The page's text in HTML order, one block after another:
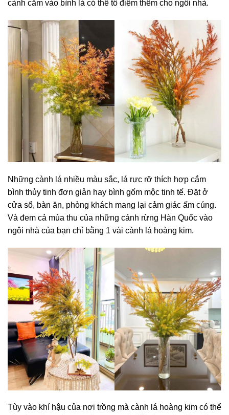
cành cắm vào bình là có thể tô điểm thêm cho ngôi nhà.
Những cành lá nhiều màu sắc, lá rực rỡ thích hợp cắm
bình thủy tinh đơn giản hay bình gốm mộc tinh tế. Đặt ở
cửa sổ, bàn ăn, phòng khách mang lại cảm giác ấm cúng.
Và đem cả mùa thu của những cánh rừng Hàn Quốc vào
ngôi nhà của bạn chỉ bằng 1 vài cành lá hoàng kim.
Tùy vào khí hậu của nơi trồng mà cành lá hoàng kim có thể